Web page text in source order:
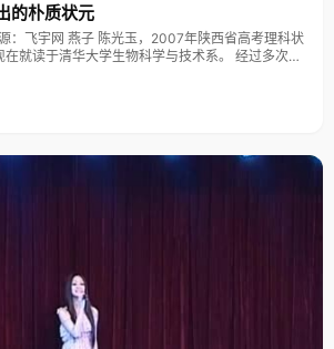
明之处，把高考中涉及基础的题抓到了，分数自然
误的题目重新做一遍，然后总结出错误的地方和原
怕是错了一分，他都会完整地把题目在错题本上抄
，从课本的第一个单元到最后一个单元，他的每
得小结，因此邓迪的错题本经常成为班上的展示
中阶段，邓迪总结了好几个本子。 邓迪很诚
场和同学打球，偶像是美国球星加内特。看到别的
想玩一玩游戏或看一看电影，但他有很强的自制
的朴质状元
于清华大学生物科学与技术系。 经过多次沟
们的采访，并约在一个阳光明媚的秋后早晨见面。
的略显得有些老气的夹克，谦虚甚至有些谨慎的
憨厚浑然展示着一个一股子朴实的气息，不禁感
影师，他还是不习惯面对镜头。连续拍了七八张照
瞩目，但这次的高中，让陈光玉确确实实的尝到了
在关注我"。 陈光玉是个很实在而且很
考中状元什么感觉的时候，他很激动的说："我从来
过要考个好大学。得状元就像天下掉了个大饼，正